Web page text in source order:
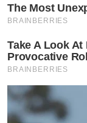
The Most
BRAINBERRIES
Take A Look
Provocative
BRAINBERRIES